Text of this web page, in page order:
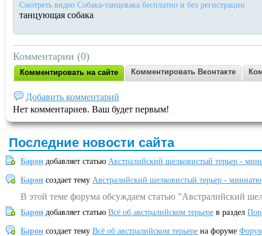
Смотреть видео Собака-танцевака бесплатно и без регистрации
танцующая собака
Комментарии (0)
Комментировать на сайте Комментировать Вконтакте
Добавить комментарий
Нет комментариев. Ваш будет первым!
Последние новости сайта
Барон добавляет статью Австралийский шелковистый терьер -
Барон создает тему Австралийский шелковистый терьер -
В этой теме форума обсуждаем статью "Австралийский
Барон добавляет статью Всё об австралийском терьере в раздел
Барон создает тему Всё об австралийском терьере на форуме